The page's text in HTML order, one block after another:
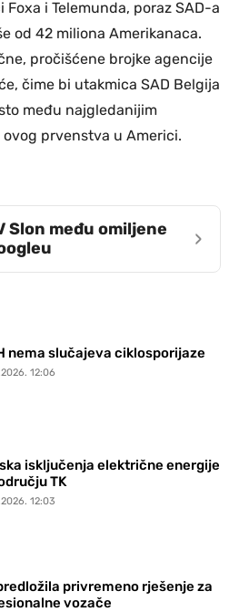
Foxa i Telemunda, poraz SAD-a
od 42 miliona Amerikanaca.
pročišćene brojke agencije
čime bi utakmica SAD Belgija
među najgledanijim
prvenstva u Americi.
Slon među omiljene
›
nema slučajeva ciklosporijaze
12:06
isključenja električne energije
TK
12:03
privremeno rješenje za
vozače